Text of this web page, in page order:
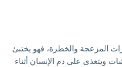
المزعجة والخطرة، فهو يختبئ
ويتغذى على دم الإنسان أثناء